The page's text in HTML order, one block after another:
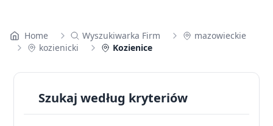
Home Wyszukiwarka Firm
mazowieckie
kozienicki
Kozienice
Szukaj według kryteriów